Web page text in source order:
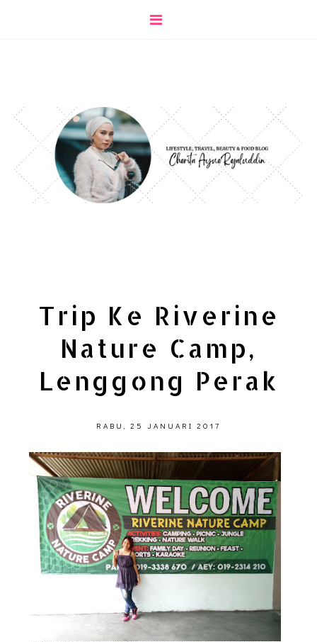
Trip Ke Riverine
Nature Camp,
Lenggong Perak
RABU, 25 JANUARI 2017